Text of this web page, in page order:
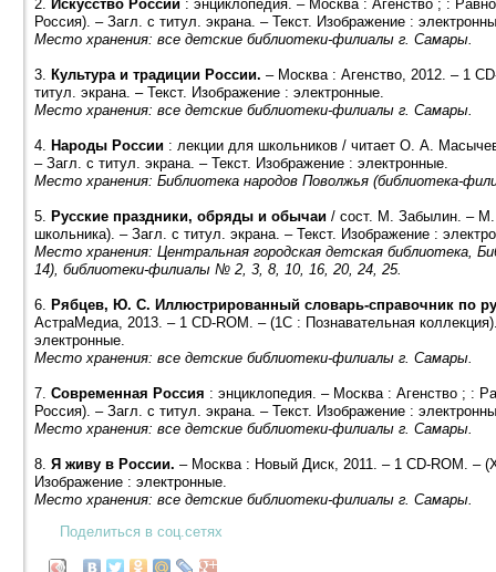
2. Искусство России : энциклопедия. – Москва : Агенство ; :
Россия). – Загл. с титул. экрана. – Текст. Изображение :
Место хранения: все детские библиотеки-филиалы г. Самары.
3. Культура и традиции России. – Москва : Агенство, 2012. – 1
титул. экрана. – Текст. Изображение : электронные.
Место хранения: все детские библиотеки-филиалы г. Самары.
4. Народы Pоссии : лекции для школьников / читает О. А.
– Загл. с титул. экрана. – Текст. Изображение : электронные.
Место хранения: Библиотека народов Поволжья (библиотека-
5. Русские праздники, обряды и обычаи / сост. М. Забылин. – М.
школьника). – Загл. с титул. экрана. – Текст. Изображение :
Место хранения: Центральная городская детская библиотека,
14), библиотеки-филиалы № 2, 3, 8, 10, 16, 20, 24, 25.
6.
Рябцев, Ю. С. Иллюстрированный словарь-справочник по
АстраМедиа, 2013. – 1 CD-ROM. – (1С : Познавательная
электронные.
Место хранения: все детские библиотеки-филиалы г. Самары.
7.Современная Россия : энциклопедия. – Москва : Агенство ; :
Россия). – Загл. с титул. экрана. – Текст. Изображение :
Место хранения: все детские библиотеки-филиалы г. Самары.
8.Я живу в России. – Москва : Новый Диск, 2011. – 1 CD-ROM. –
Изображение : электронные.
Место хранения: все детские библиотеки-филиалы г. Самары.
Поделиться в соц.сетях